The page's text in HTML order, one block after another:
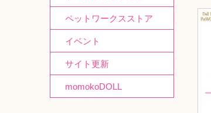
ペットワークスストア
イベント
サイト更新
momokoDOLL